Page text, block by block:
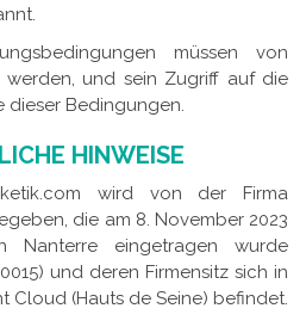
müssen von
und sein Zugriff auf die
dieser Bedingungen.
HINWEISE
wird von der Firma
die am 8. November 2023
Nanterre eingetragen wurde
und deren Firmensitz sich in
Cloud (Hauts de Seine) befindet.